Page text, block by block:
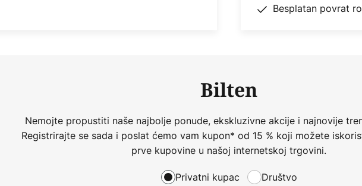
Besplatan povrat
Bilten
Nemojte propustiti naše najbolje ponude, ekskluzivne akcije i najnovije
Registrirajte se sada i poslat ćemo vam kupon* od 15 % koji možete
prve kupovine u našoj internetskoj trgovini.
Privatni kupac Društvo